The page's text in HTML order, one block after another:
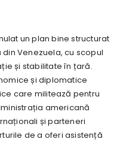
un plan bine structurat
Venezuela, cu scopul
și stabilitate în țară.
și diplomatice
care militează pentru
americană
și parteneri
de a oferi asistență